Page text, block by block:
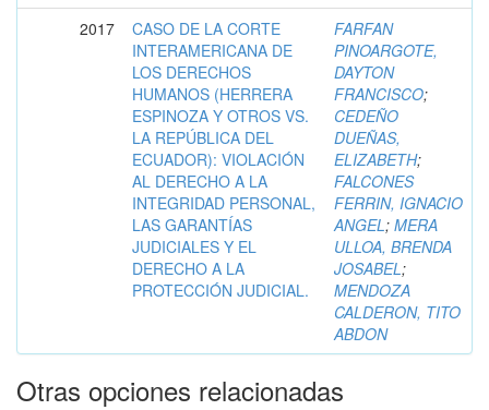
2017
CASO DE LA CORTE
INTERAMERICANA DE
LOS DERECHOS
HUMANOS (HERRERA
ESPINOZA Y OTROS VS.
LA REPÚBLICA DEL
ECUADOR): VIOLACIÓN
AL DERECHO A LA
INTEGRIDAD PERSONAL,
LAS GARANTÍAS
JUDICIALES Y EL
DERECHO A LA
PROTECCIÓN JUDICIAL.
FARFAN
PINOARGOTE,
DAYTON
FRANCISCO;
CEDEÑO
DUEÑAS,
ELIZABETH;
FALCONES
FERRIN, IGNACIO
ANGEL; MERA
ULLOA, BRENDA
JOSABEL;
MENDOZA
CALDERON, TITO
ABDON
Otras opciones relacionadas